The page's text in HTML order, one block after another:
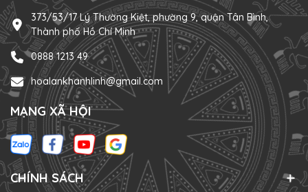
373/53/17 Lý Thường Kiệt, phường 9, quận Tân Bình,
Thành phố Hồ Chí Minh
0888 1213 49
hoalankhanhlinh@gmail.com
MẠNG XÃ HỘI
CHÍNH SÁCH